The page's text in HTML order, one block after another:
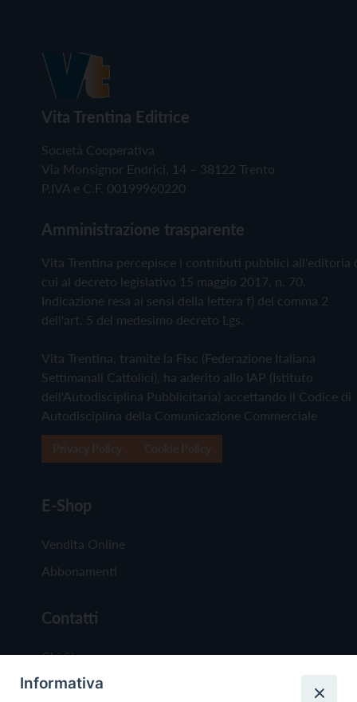
Vita Trentina Editrice
Società Cooperativa
Via Monsignor Endrici, 14 – 38122 Trento
P.IVA e C.F. 00199960220
Amministrazione trasparente
Vita Trentina percepisce i contributi pubblici all'editoria
cui al decreto legislativo 15 maggio 2017, n. 70.
Indicazione resa ai sensi della lettera f) del comma 2
dell'art. 5 del medesimo decreto Lgs.
Vita Trentina, tramite la Fisc (Federazione Italiana
Settimanali Cattolici), ha aderito allo IAP (Istituto
dell'Autodisciplina Pubblicitaria) accettando il Codice di
Autodisciplina della Comunicazione Commerciale
E-Shop
Vendita Online
Abbonamenti
Contatti
Chi Siamo
Redazione
Informativa